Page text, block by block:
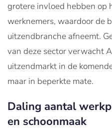
grotere invloed hebben op
werknemers, waardoor de
uitzendbranche afneemt.
van deze sector verwacht
uitzendmarkt in de
maar in beperkte mate.
Daling aantal
en schoonmaak